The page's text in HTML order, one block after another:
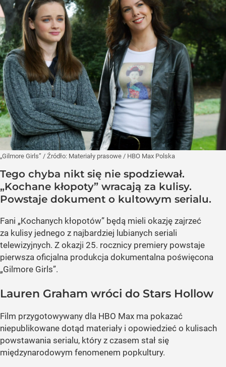
„Gilmore Girls” / Źródło: Materiały prasowe / HBO Max Polska
Tego chyba nikt się nie spodziewał.
„Kochane kłopoty” wracają za kulisy.
Powstaje dokument o kultowym serialu.
Fani „Kochanych kłopotów” będą mieli okazję zajrzeć
za kulisy jednego z najbardziej lubianych seriali
telewizyjnych. Z okazji 25. rocznicy premiery powstaje
pierwsza oficjalna produkcja dokumentalna poświęcona
„Gilmore Girls”.
Lauren Graham wróci do Stars Hollow
Film przygotowywany dla HBO Max ma pokazać
niepublikowane dotąd materiały i opowiedzieć o kulisach
powstawania serialu, który z czasem stał się
międzynarodowym fenomenem popkultury.